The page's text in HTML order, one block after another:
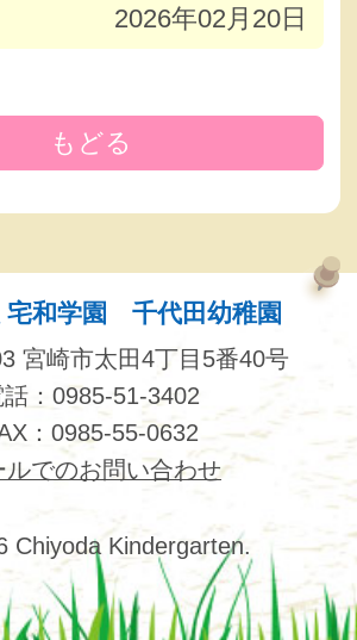
2026年02月20日
もどる
宅和学園 千代田幼稚園
宮崎市太田4丁目5番40号
：0985-51-3402
：0985-55-0632
ルでのお問い合わせ
Chiyoda Kindergarten.